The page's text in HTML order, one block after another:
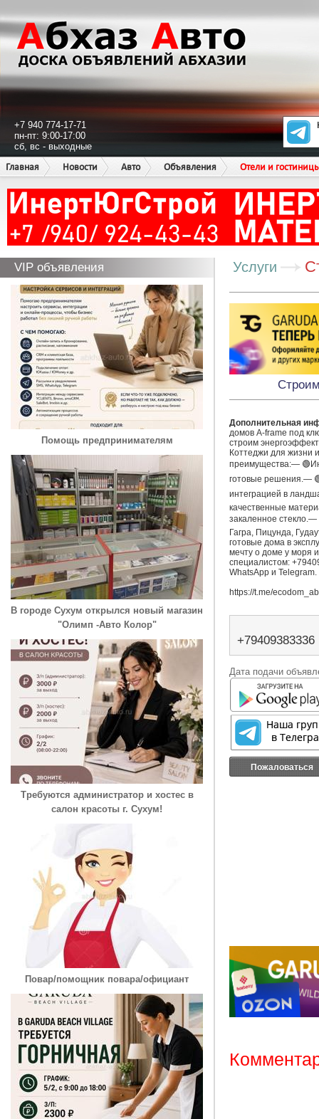
+7 940 774-17-71
пн-пт: 9:00-17:00
сб, вс - выходные
Главная
Новости Авто Объявления Отели и
VIP объявления
Помощь предпринимателям
В городе Сухум открылся новый магазин
"Олимп -Авто Колор"
Требуются администратор и хостес в
салон красоты г. Сухум!
Повар/помощник повара/официант
Услуги
Дополнительная
домов A-frame под
строим
Коттеджи для жизни
преимущества:—
готовые решения.—
интеграцией в
качественные
закаленное
Гагра, Пицунда,
готовые дома в
мечту о доме у моря
специалистом:
WhatsApp и Telegram.
https://t.me/
+79409383336
Дата подачи
Пожаловаться